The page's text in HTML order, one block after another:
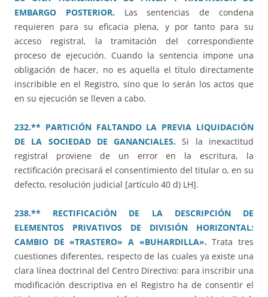
EMBARGO POSTERIOR.Las sentencias de condena
requieren para su eficacia plena, y por tanto para su
acceso registral, la tramitación del correspondiente
proceso de ejecución. Cuando la sentencia impone una
obligación de hacer, no es aquella el título directamente
inscribible en el Registro, sino que lo serán los actos que
en su ejecución se lleven a cabo.
232.** PARTICIÓN FALTANDO LA PREVIA LIQUIDACIÓN
DE LA SOCIEDAD DE GANANCIALES. Si la inexactitud
registral proviene de un error en la escritura, la
rectificación precisará el consentimiento del titular o, en su
defecto, resolución judicial [artículo 40 d) LH].
238.** RECTIFICACIÓN DE LA DESCRIPCIÓN DE
ELEMENTOS PRIVATIVOS DE DIVISIÓN HORIZONTAL:
CAMBIO DE «TRASTERO» A «BUHARDILLA».Trata tres
cuestiones diferentes, respecto de las cuales ya existe una
clara línea doctrinal del Centro Directivo: para inscribir una
modificación descriptiva en el Registro ha de consentir el